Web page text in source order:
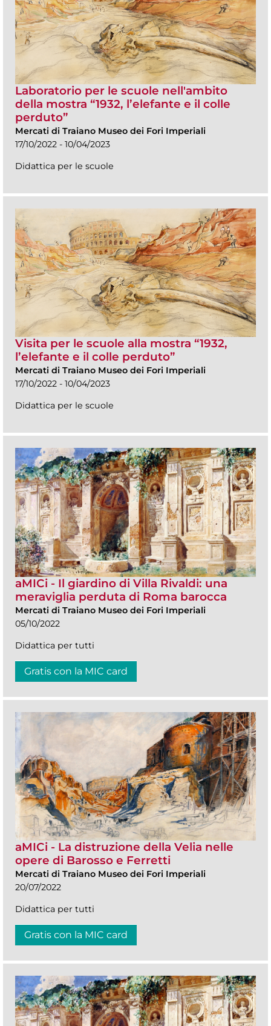
Laboratorio per le scuole nell'ambito
della mostra “1932, l’elefante e il colle
perduto”
Mercati di Traiano Museo dei Fori Imperiali
17/10/2022 - 10/04/2023
Didattica per le scuole
Visita per le scuole alla mostra “1932,
l’elefante e il colle perduto”
Mercati di Traiano Museo dei Fori Imperiali
17/10/2022 - 10/04/2023
Didattica per le scuole
aMICi - Il giardino di Villa Rivaldi: una
meraviglia perduta di Roma barocca
Mercati di Traiano Museo dei Fori Imperiali
05/10/2022
Didattica per tutti
Gratis con la MIC card
aMICi - La distruzione della Velia nelle
opere di Barosso e Ferretti
Mercati di Traiano Museo dei Fori Imperiali
20/07/2022
Didattica per tutti
Gratis con la MIC card